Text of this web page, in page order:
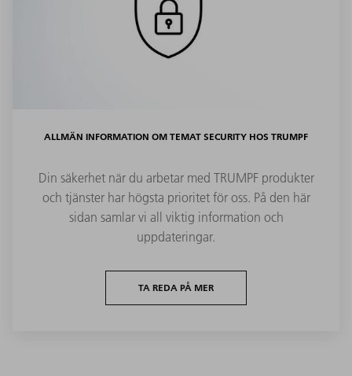
ALLMÄN INFORMATION OM TEMAT SECURITY HOS TRUMPF
Din säkerhet när du arbetar med TRUMPF produkter
och tjänster har högsta prioritet för oss. På den här
sidan samlar vi all viktig information och
uppdateringar.
TA REDA PÅ MER